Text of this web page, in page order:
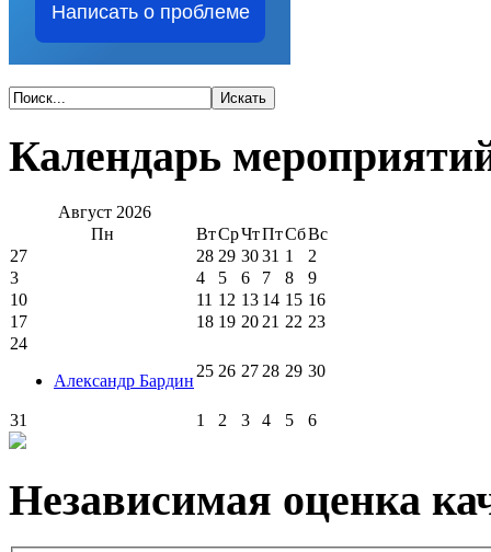
Написать о проблеме
Календарь
Август 2026
Пн
ВтСрЧтПтСбВс
27
28 29 3031 1
2
3
4 5 6 7 8
9
10
11 12 13 14 15 16
17
18 19 2021 22 23
24
Александр Бардин
25 26 2728 29 30
31 1 2 3 4 5 6
Независимая оценка